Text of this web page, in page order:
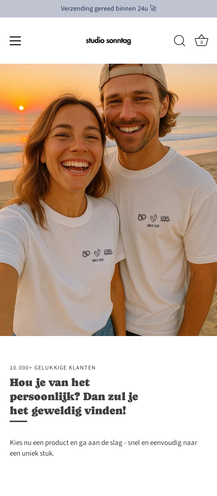
de
content
Verzending gereed binnen 24u 🚀
0
10.000+ GELUKKIGE KLANTEN
Hou je van het
persoonlijk? Dan zul je
het geweldig vinden!
Kies nu een product en ga aan de slag - snel en eenvoudig naar
een uniek stuk.